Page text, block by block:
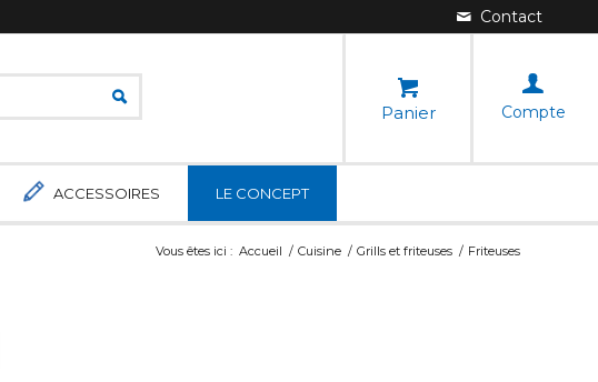
Panier Compte
ACCESSOIRES LE CONCEPT
Vous êtes ici : Accueil / Cuisine / Grills et friteuses / Friteuses